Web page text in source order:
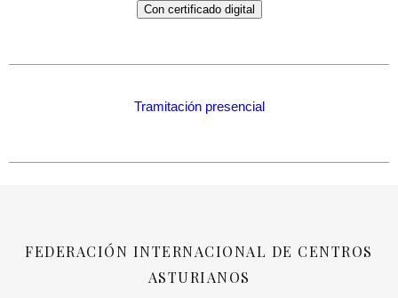
Con certificado digital
Tramitación presencial
FEDERACIÓN INTERNACIONAL DE CENTROS
ASTURIANOS